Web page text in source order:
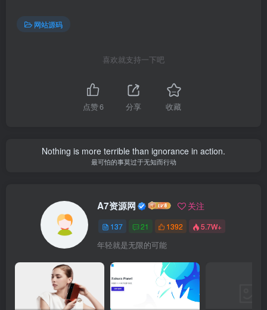
网站源码
喜欢就支持一下吧
点赞6 分享 收藏
Nothing is more terrible than ignorance in action.
最可怕的事莫过于无知而行动
A7资源网 关注
137 21 1392 5.7W+
年轻就是无限的可能